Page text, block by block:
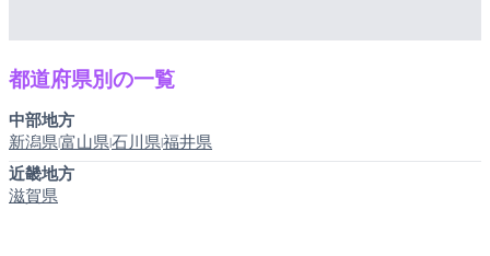
都道府県別の一覧
中部地方
新潟県|富山県|石川県|福井県
近畿地方
滋賀県